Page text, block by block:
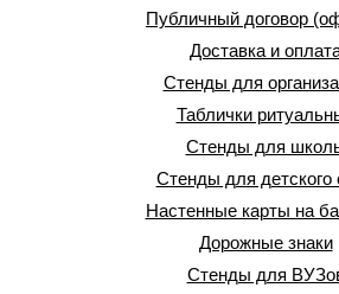
Публичный договор
Доставка и
Стенды для
Таблички
Стенды для
Стенды для детского
Настенные карты на
Дорожные знаки
Стенды для